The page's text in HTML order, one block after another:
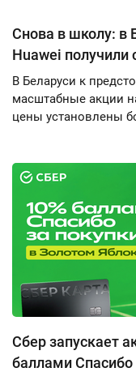
Снова в школу: в
Huawei получили
В Беларуси к
масштабные акции
цены установлены
Сбер запускает
баллами Спасибо